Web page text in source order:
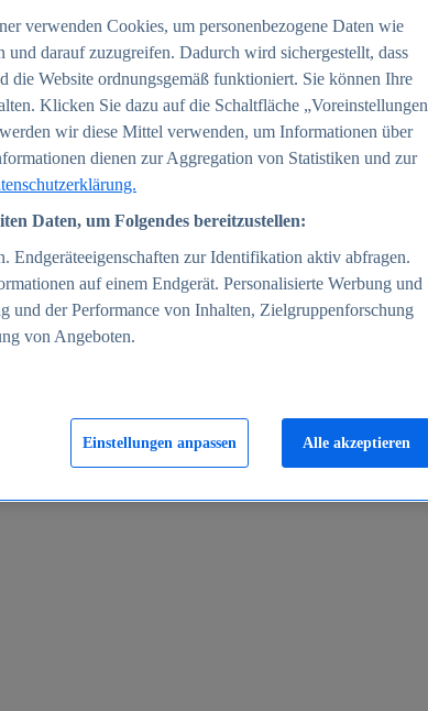
2025
verwenden Cookies, um personenbezogene Daten wie
und darauf zuzugreifen. Dadurch wird sichergestellt, dass
die Website ordnungsgemäß funktioniert. Sie können Ihre
Klicken Sie dazu auf die Schaltfläche „Voreinstellungen
wir diese Mittel verwenden, um Informationen über
dienen zur Aggregation von Statistiken und zur
Daten, um Folgendes bereitzustellen:
Endgeräteeigenschaften zur Identifikation aktiv abfragen.
auf einem Endgerät. Personalisierte Werbung und
und der Performance von Inhalten, Zielgruppenforschung
von Angeboten.
Einstellungen anpassen Alle akzeptieren